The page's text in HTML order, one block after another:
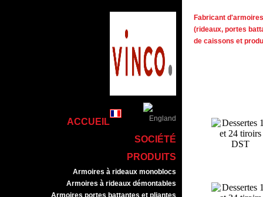
ACCUEIL
SOCIÉTÉ
PRODUITS
Armoires à rideaux monoblocs
Armoires à rideaux démontables
Armoires portes battantes et pliantes
Fabricant
(rideaux, portes
de caissons et